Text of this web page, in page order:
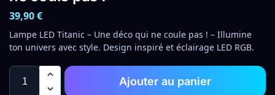
39,90€
Lampe LED Titanic – Une déco qui ne coule pas ! – Illumine
ton univers avec style. Design inspiré et éclairage LED RGB.
Ajouter au panier